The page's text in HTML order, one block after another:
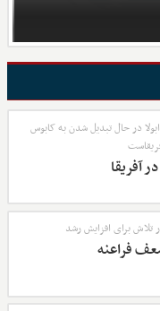
در حال تبدیل شدن به کابوس
در آفریقا
تلاش برای افزایش رشد
فراعنه